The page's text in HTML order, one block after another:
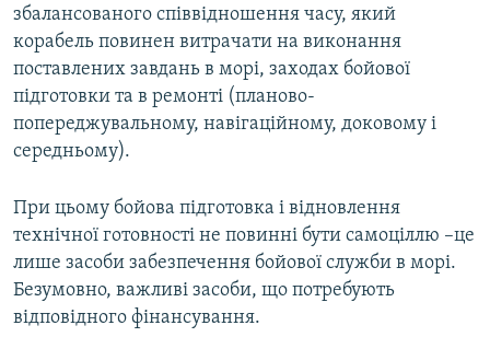
збалансованого співвідношення часу, який
корабель повинен витрачати на виконання
поставлених завдань в морі, заходах бойової
підготовки та в ремонті (планово-
попереджувальному, навігаційному, доковому і
середньому).
При цьому бойова підготовка і відновлення
технічної готовності не повинні бути самоціллю –це
лише засоби забезпечення бойової служби в морі.
Безумовно, важливі засоби, що потребують
відповідного фінансування.